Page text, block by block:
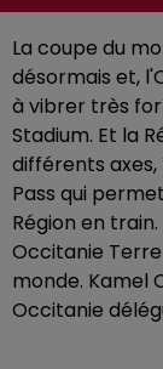
La coupe du
désormais et,
à vibrer très
Stadium. Et la
différents
Pass qui
Région en
Occitanie
monde. Kamel
Occitanie